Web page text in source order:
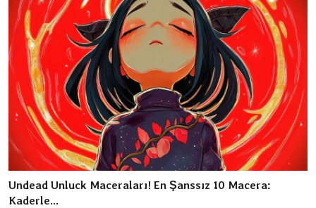
Undead Unluck Maceraları! En Şanssız 10 Macera:
Kaderle...